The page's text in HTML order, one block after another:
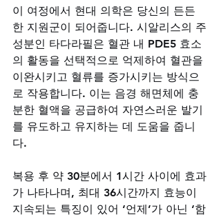
이 여정에서 현대 의학은 당신의 든든
한 지원군이 되어줍니다. 시알리스의 주
성분인 타다라필은 혈관 내 PDE5 효소
의 활동을 선택적으로 억제하여 혈관을
이완시키고 혈류를 증가시키는 방식으
로 작용합니다. 이는 음경 해면체에 충
분한 혈액을 공급하여 자연스러운 발기
를 유도하고 유지하는 데 도움을 줍니
다.
복용 후 약 30분에서 1시간 사이에 효과
가 나타나며, 최대 36시간까지 효능이
지속되는 특징이 있어 ‘언제’가 아닌 ‘함